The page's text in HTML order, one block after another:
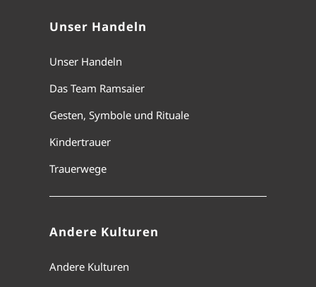
Unser Handeln
Unser Handeln
Das Team Ramsaier
Gesten, Symbole und Rituale
Kindertrauer
Trauerwege
Andere Kulturen
Andere Kulturen